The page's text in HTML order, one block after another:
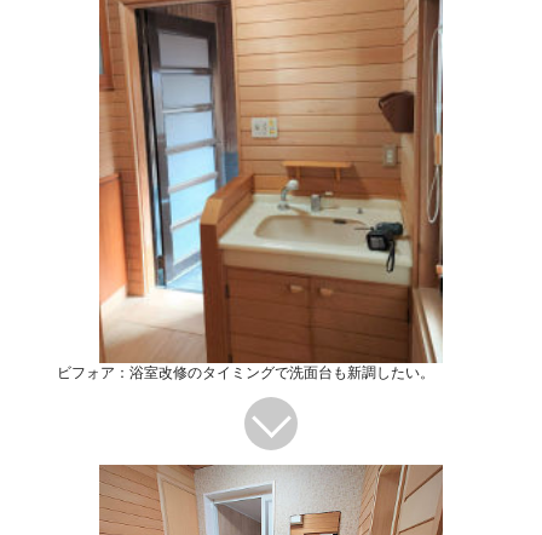
ビフォア：浴室改修のタイミングで洗面台も新調したい。